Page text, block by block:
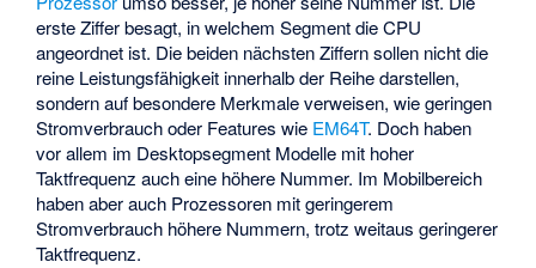
erste Ziffer besagt, in welchem Segment die CPU
angeordnet ist. Die beiden nächsten Ziffern sollen nicht die
reine Leistungsfähigkeit innerhalb der Reihe darstellen,
sondern auf besondere Merkmale verweisen, wie geringen
Stromverbrauch oder Features wie EM64T. Doch haben
vor allem im Desktopsegment Modelle mit hoher
Taktfrequenz auch eine höhere Nummer. Im Mobilbereich
haben aber auch Prozessoren mit geringerem
Stromverbrauch höhere Nummern, trotz weitaus geringerer
Taktfrequenz.